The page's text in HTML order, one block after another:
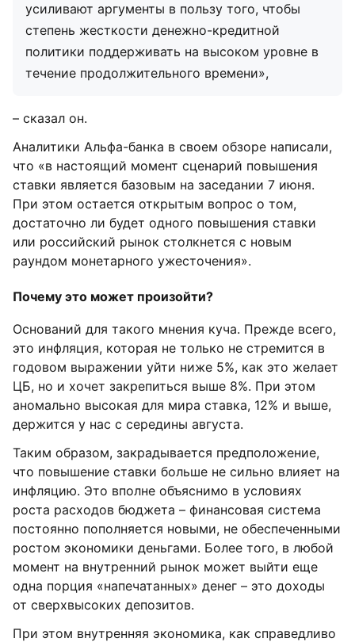
усиливают аргументы в пользу того, чтобы
степень жесткости денежно-кредитной
политики поддерживать на высоком уровне в
течение продолжительного времени»,
– сказал он.
Аналитики Альфа-банка в своем обзоре написали,
что «в настоящий момент сценарий повышения
ставки является базовым на заседании 7 июня.
При этом остается открытым вопрос о том,
достаточно ли будет одного повышения ставки
или российский рынок столкнется с новым
раундом монетарного ужесточения».
Почему это может произойти?
Оснований для такого мнения куча. Прежде всего,
это инфляция, которая не только не стремится в
годовом выражении уйти ниже 5%, как это желает
ЦБ, но и хочет закрепиться выше 8%. При этом
аномально высокая для мира ставка, 12% и выше,
держится у нас с середины августа.
Таким образом, закрадывается предположение,
что повышение ставки больше не сильно влияет на
инфляцию. Это вполне объяснимо в условиях
роста расходов бюджета – финансовая система
постоянно пополняется новыми, не обеспеченными
ростом экономики деньгами. Более того, в любой
момент на внутренний рынок может выйти еще
одна порция «напечатанных» денег – это доходы
от сверхвысоких депозитов.
При этом внутренняя экономика, как справедливо